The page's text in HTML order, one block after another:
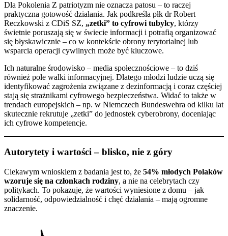
Dla Pokolenia Z patriotyzm nie oznacza patosu – to raczej
praktyczna gotowość działania. Jak podkreśla płk dr Robert
Reczkowski z CDiS SZ, „zetki” to cyfrowi tubylcy, którzy
świetnie poruszają się w świecie informacji i potrafią organizować
się błyskawicznie – co w kontekście obrony terytorialnej lub
wsparcia operacji cywilnych może być kluczowe.
Ich naturalne środowisko – media społecznościowe – to dziś
również pole walki informacyjnej. Dlatego młodzi ludzie uczą się
identyfikować zagrożenia związane z dezinformacją i coraz częściej
stają się strażnikami cyfrowego bezpieczeństwa. Widać to także w
trendach europejskich – np. w Niemczech Bundeswehra od kilku lat
skutecznie rekrutuje „zetki” do jednostek cyberobrony, doceniając
ich cyfrowe kompetencje.
Autorytety i wartości – blisko, nie z góry
Ciekawym wnioskiem z badania jest to, że 54% młodych Polaków
wzoruje się na członkach rodziny, a nie na celebrytach czy
politykach. To pokazuje, że wartości wyniesione z domu – jak
solidarność, odpowiedzialność i chęć działania – mają ogromne
znaczenie.